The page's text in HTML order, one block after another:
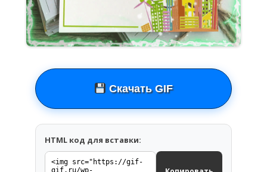
Скачать GIF
HTML код для вставки: